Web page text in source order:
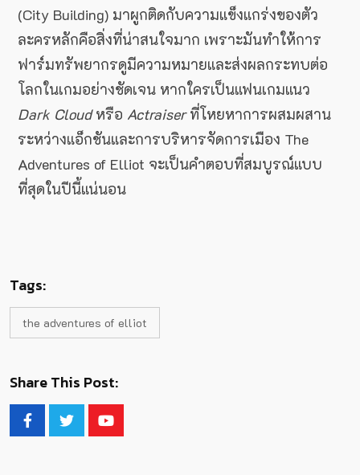
(City Building) มาผูกติดกับความแข็งแกร่งของตัว
ละครหลักคือสิ่งที่น่าสนใจมาก เพราะมันทำให้การ
ฟาร์มทรัพยากรดูมีความหมายและส่งผลกระทบต่อ
โลกในเกมอย่างชัดเจน หากใครเป็นแฟนเกมแนว
Dark Cloudหรือ Actraiserที่โหยหาการผสมผสาน
ระหว่างแอ็กชันและการบริหารจัดการเมือง The
Adventures of Elliot จะเป็นคำตอบที่สมบูรณ์แบบ
ที่สุดในปีนี้แน่นอน
Tags:
the adventures of elliot
Share This Post: